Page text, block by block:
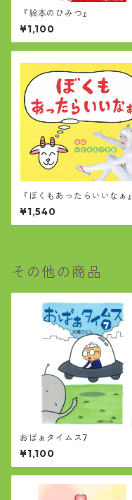
『絵本のひみつ』
¥1,100
『ぼくもあったらいいなぁ』
¥1,540
その他の商品
おばぁタイムス7
¥1,100